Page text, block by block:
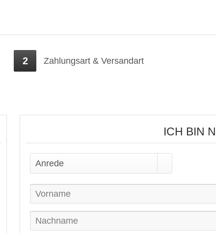
2 Zahlungsart & Versandart
ICH BIN